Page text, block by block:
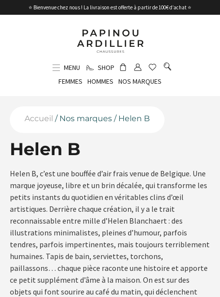
⭐ Bienvenue chez nous ! La livraison est offerte à partir de 100€ d’achat ⭐
MENU
SHOP
FEMMES
HOMMES NOS MARQUES
Accueil / Nos marques / Helen B
Helen B
Helen B, c’est une bouffée d’air frais venue de Belgique. Une
marque joyeuse, libre et un brin décalée, qui transforme les
petits instants du quotidien en véritables clins d’œil
artistiques. Derrière chaque création, il y a le trait
reconnaissable entre mille d’Helen Blanchaert : des
illustrations minimalistes, pleines d’humour, parfois
tendres, parfois impertinentes, mais toujours terriblement
humaines. Tapis de bain, serviettes, torchons,
paillassons… chaque pièce raconte une histoire et apporte
ce petit supplément d’âme à la maison. On est sur des
objets qui font sourire au café du matin, qui déclenchent